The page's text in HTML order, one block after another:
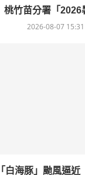
桃竹苗分署「2026
2026-08-07 15:31
「白海豚」颱風逼